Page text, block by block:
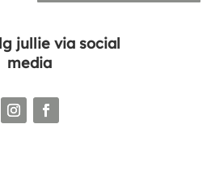
jullie via social
media